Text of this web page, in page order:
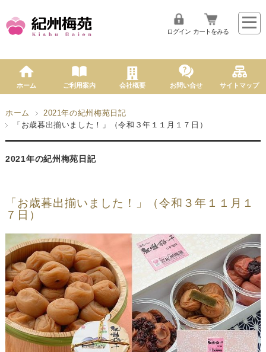
ログイン カートをみる
ホーム ご利用案内 会社概要 お問い合せ サイトマップ
ホーム
2021年の紀州梅苑日記
「お歳暮出揃いました！」（令和３年１１月１７日）
2021年の紀州梅苑日記
「お歳暮出揃いました！」（令和３年１１月１
７日）